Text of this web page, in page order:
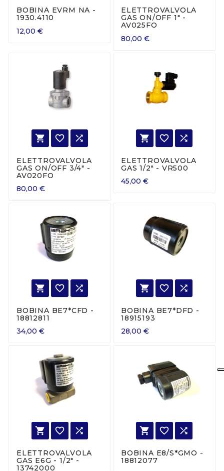
BOBINA EVRM NA -
1930.4110
12,00 €
ELETTROVALVOLA
GAS ON/OFF 1" -
AV025FO
80,00 €
  
ELETTROVALVOLA
GAS ON/OFF 3/4" -
AV020FO
80,00 €
  
ELETTROVALVOLA
GAS 1/2" - VR500
45,00 €
  
BOBINA BE7*CFD -
18812811
34,00 €
  
BOBINA BE7*DFD -
18915193
28,00 €
  
ELETTROVALVOLA
GAS E6G - 1/2" -
13742000
  
BOBINA E8/S*GMO -
18812077